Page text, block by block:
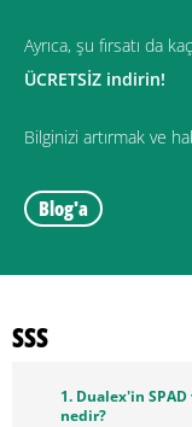
Ayrıca, şu fırsatı da
ÜCRETSİZ indirin!
Bilginizi artırmak ve
Blog'a
SSS
1. Dualex'in
nedir?